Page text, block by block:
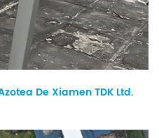
De Xiamen TDK Ltd.